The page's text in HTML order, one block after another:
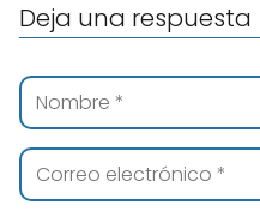
Deja una respuesta